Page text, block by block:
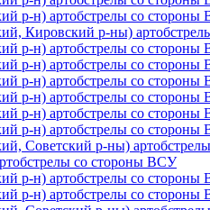
р-н) артобстрелы со
Кировский р-ны)
р-н) артобстрелы со
р-н) артобстрелы со
р-н) артобстрелы со
р-н) артобстрелы со
р-н) артобстрелы со
р-н) артобстрелы со
Советский р-ны)
со стороны ВСУ
р-н) артобстрелы со
р-н) артобстрелы со